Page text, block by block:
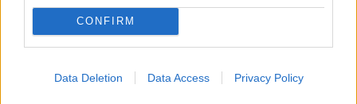
CONFIRM
Data Deletion Data Access Privacy Policy